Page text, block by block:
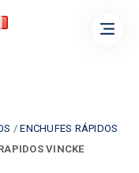
/ENCHUFES RÁPIDOS
VINCKE